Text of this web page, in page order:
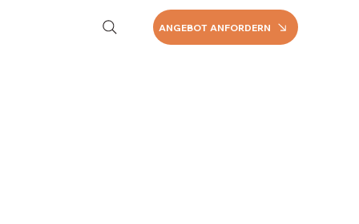
ANGEBOT ANFORDERN